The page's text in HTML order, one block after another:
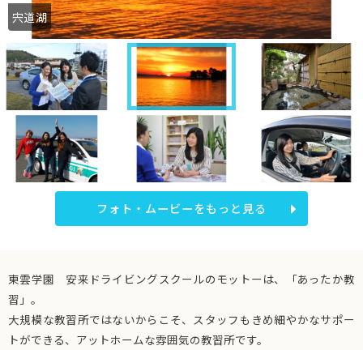
さぎの湯温泉「竹葉」露天
フォト・ムービーをもっと見る
東雲学園 安来ドライビングスクールのモットーは、「あったか教
習」。
大規模な教習所ではないからこそ、スタッフもきめ細やかなサポー
トができる、アットホームな雰囲気の教習所です。